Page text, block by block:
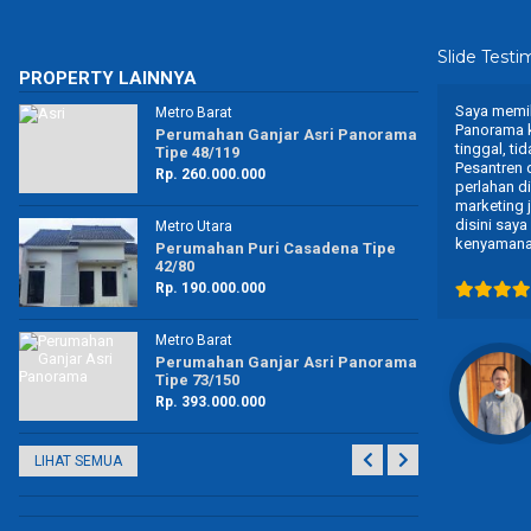
PROPERTY LAINNYA
Metro Barat
Perumahan Ganjar Asri Panorama
Tipe 48/119
Rp. 260.000.000
Metro Utara
Perumahan Puri Casadena Tipe
42/80
Rp. 190.000.000
Metro Barat
Perumahan Ganjar Asri Panorama
Tipe 73/150
Rp. 393.000.000
LIHAT SEMUA
Slide
Untuk Perumahan Ganjar Asri Panorama tempatnya
nyaman dan asri. Untuk akses jalan tolong dirapikan
kembali sehingga mobilitas kami untuk keluar masuk
tidak terlalu sulit. Selama tinggal di Perumahan saya
merasakan nyaman dan tenang karena tidak ada
trouble untuk listrik, air dan sebagainya.
PNS
Way Kanan
Saya
Panorama
tinggal,
Pesantren
perlahan
marketing
disini saya